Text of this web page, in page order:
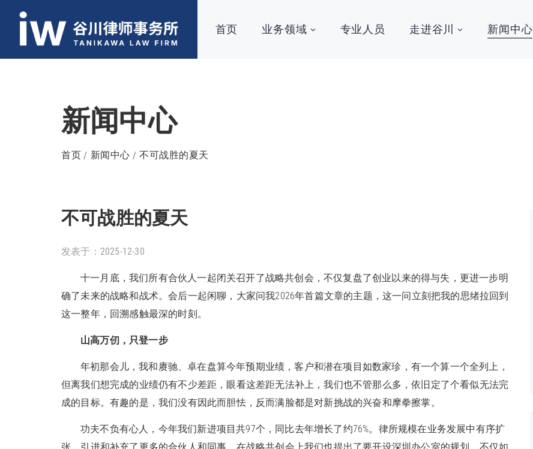
首页 业务领域 专业人员 走进谷川 新闻中心
新闻中心
首页 新闻中心 不可战胜的夏天
不可战胜的夏天
发表于：2025-12-30
十一月底，我们所有合伙人一起闭关召开了战略共创会，不仅复盘了创业以来的得与失，更进一步明
确了未来的战略和战术。会后一起闲聊，大家问我2026年首篇文章的主题，这一问立刻把我的思绪拉回到
这一整年，回溯感触最深的时刻。
山高万仞，只登一步
年初那会儿，我和赓驰、卓在盘算今年预期业绩，客户和潜在项目如数家珍，有一个算一个全列上，
但离我们想完成的业绩仍有不少差距，眼看这差距无法补上，我们也不管那么多，依旧定了个看似无法完
成的目标。有趣的是，我们没有因此而胆怯，反而满脸都是对新挑战的兴奋和摩拳擦掌。
功夫不负有心人，今年我们新进项目共97个，同比去年增长了约76%。律所规模在业务发展中有序扩